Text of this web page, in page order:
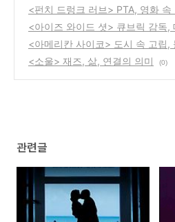
과 영향
(0)
<펀치 드렁크 러브> PTA, 영화 속
의 의미
(0)
<아이즈 와이드 셧> 큐브릭 감독,
응, 결말의 해석
(0)
<아메리칸 사이코> 도시 속 고립,
소외
(0)
<소울> 재즈, 삶, 연결의 의미 (0)
관련글